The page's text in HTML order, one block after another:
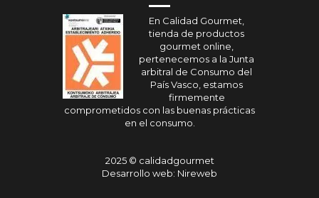
En Calidad Gourmet,
tienda de productos
gourmet online,
pertenecemos a la Junta
arbitral de Consumo del
País Vasco, estamos
firmemente
comprometidos con las buenas prácticas
en el consumo.
2025 © calidadgourmet
Desarrollo web: Nireweb